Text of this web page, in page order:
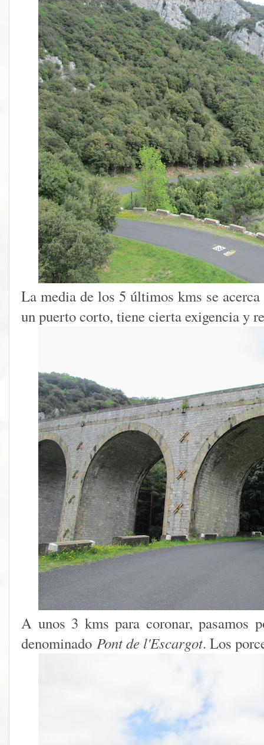
La media de los 5 últimos kms se
un puerto corto, tiene cierta exigencia y
A unos 3 kms para coronar, pasamos
denominado Pont de l'Escargot. Los